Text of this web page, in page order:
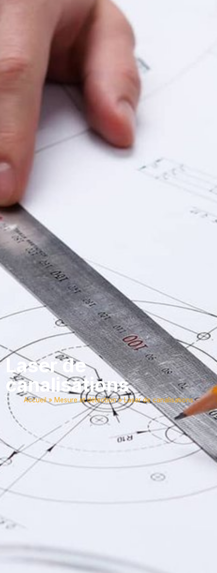
Laser de
canalisations
Accueil» Mesure et détection»Laser de canalisations